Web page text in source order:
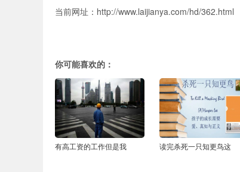
当前网址：http://www.laijianya.com/hd/362.html
你可能喜欢的：
有高工资的工作但是我 读完杀死一只知更鸟这